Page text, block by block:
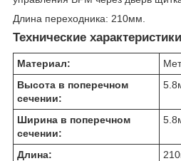
Длина переходника: 210мм.
Технические характеристики
Материал:
Высота в поперечном
сечении:
5.8
Ширина в поперечном
сечении:
5.8
Длина: 210